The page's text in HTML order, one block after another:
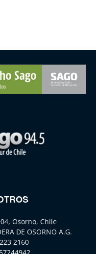
Osorno, Chile
DE OSORNO A.G.
2160